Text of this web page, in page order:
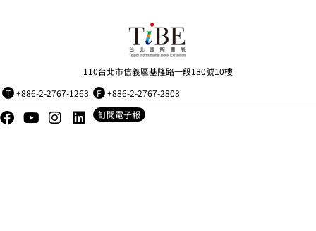
110台北市信義區基隆路一段180號10樓
T +886-2-2767-1268 F +886-2-2767-2808
訂閱電子報